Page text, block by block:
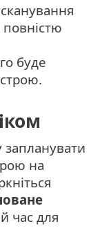
буде
на
час для